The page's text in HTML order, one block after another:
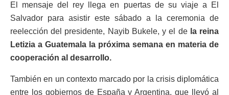
El mensaje del rey llega en puertas de su viaje a El
Salvador para asistir este sábado a la ceremonia de
reelección del presidente, Nayib Bukele, y el de la reina
Letizia a Guatemala la próxima semana en materia de
cooperación al desarrollo.
También en un contexto marcado por la crisis diplomática
entre los gobiernos de España y Argentina, que llevó al